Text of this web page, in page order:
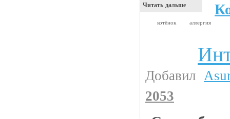
Читать дальше
котёнок аллергия
Добавил
2053